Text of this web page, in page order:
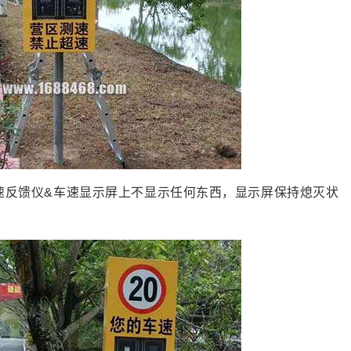
馈仪&车速显示屏上不显示任何东西，显示屏保持熄灭状